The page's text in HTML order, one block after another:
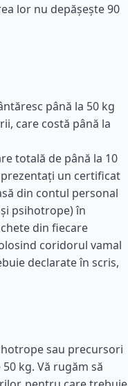
lor nu depășește 90
până la 50 kg
care costă până la
totală de până la 10
un certificat
din contul personal
psihotrope) în
din fiecare
coridorul vamal
declarate în scris,
sau precursori
kg. Vă rugăm să